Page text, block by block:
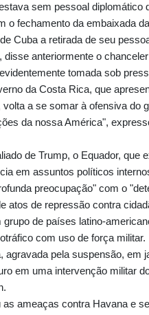
sem pessoal diplomático
o fechamento da embaixada
Cuba a retirada de seu
anteriormente o
tomada sob
da Costa Rica, que
a se somar à ofensiva do
da nossa América",
de Trump, o Equador, que
em assuntos políticos
preocupação" com o
atos de repressão contra
de países latino-
com uso de força militar.
pela suspensão, em
em uma intervenção militar
ameaças contra Havana e